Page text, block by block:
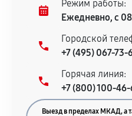
Режим работы:
Ежедневно, с
Городской
+7 (495) 067-73-
Горячая линия:
+7 (800) 100-
Выезд в пределах МКАД, а